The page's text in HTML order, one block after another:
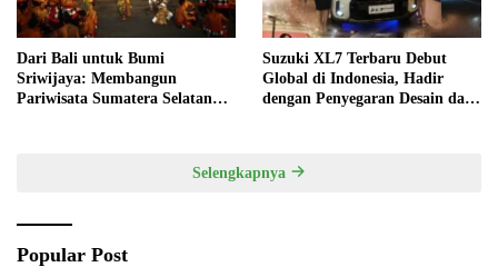
Dari Bali untuk Bumi
Sriwijaya: Membangun
Pariwisata Sumatera Selatan
Suzuki XL7 Terbaru Debut
Global di Indonesia, Hadir
dengan Penyegaran Desain dan
Selengkapnya
Popular Post